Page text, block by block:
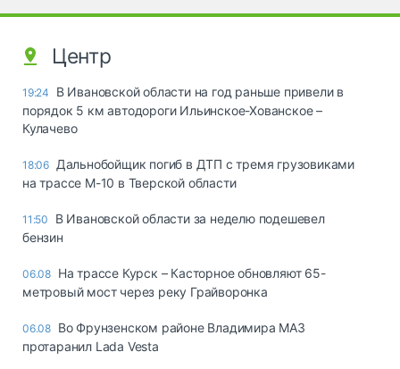
Центр
19:24
В Ивановской области на год раньше привели в
порядок 5 км автодороги Ильинское-Хованское –
Кулачево
18:06 Дальнобойщик погиб в ДТП с тремя грузовиками
на трассе М-10 в Тверской области
11:50
В Ивановской области за неделю подешевел
бензин
06.08 На трассе Курск – Касторное обновляют 65-
метровый мост через реку Грайворонка
06.08 Во Фрунзенском районе Владимира МАЗ
протаранил Lada Vesta